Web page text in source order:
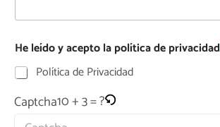
He leído y acepto la política de privacidad
Política de Privacidad
Captcha10 + 3 = ?